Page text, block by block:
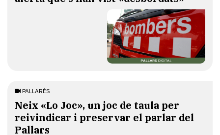
PALLARÈS
​Neix «Lo Joc», un joc de taula per
reivindicar i preservar el parlar del
Pallars